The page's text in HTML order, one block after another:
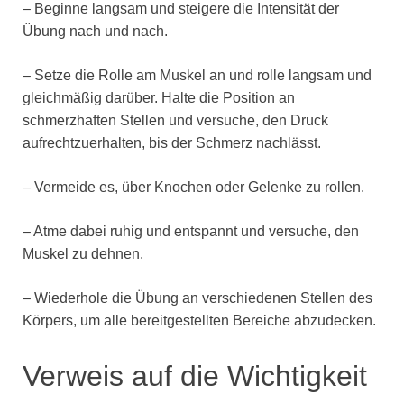
– Beginne langsam und steigere die Intensität der
Übung nach und nach.
– Setze die Rolle am Muskel an und rolle langsam und
gleichmäßig darüber. Halte die Position an
schmerzhaften Stellen und versuche, den Druck
aufrechtzuerhalten, bis der Schmerz nachlässt.
– Vermeide es, über Knochen oder Gelenke zu rollen.
– Atme dabei ruhig und entspannt und versuche, den
Muskel zu dehnen.
– Wiederhole die Übung an verschiedenen Stellen des
Körpers, um alle bereitgestellten Bereiche abzudecken.
Verweis auf die Wichtigkeit